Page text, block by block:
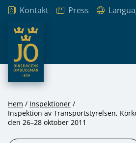
Hoppa till innehåll
Kontakt Press
JO – Riksdagens Ombudsmän
Hem
Inspektioner
Inspektion av Transportstyrelsen,
den 26–28 oktober 2011